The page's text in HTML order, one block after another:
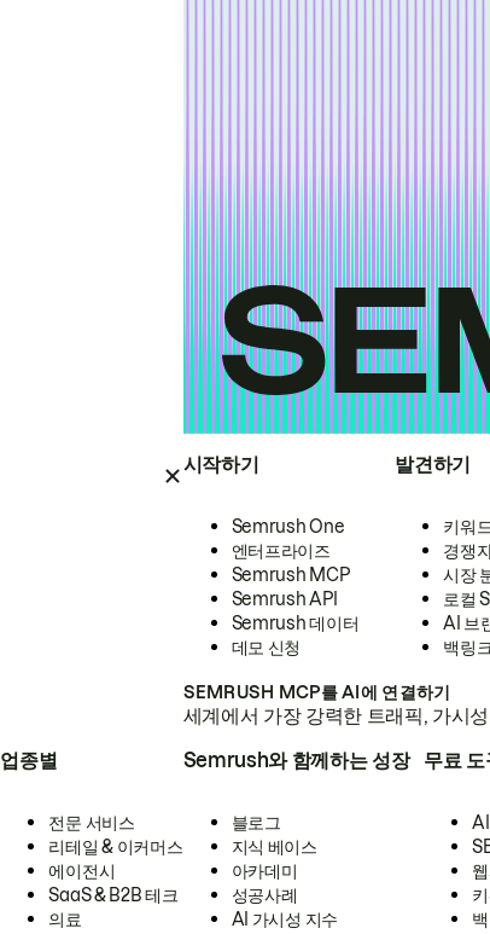
시작하기
Semrush One
엔터프라이즈
Semrush MCP
Semrush API
Semrush 데이터
데모 신청
발견하기
키워
경쟁
시장
로컬
AI 브
백링
SEMRUSH MCP를 AI에 연결하기
세계에서 가장 강력한 트래픽, 가시
업종별
전문 서비스
리테일 & 이커머스
에이전시
SaaS & B2B 테크
의료
Semrush와 함께하는 성장
블로그
지식 베이스
아카데미
성공사례
AI 가시성 지수
무료